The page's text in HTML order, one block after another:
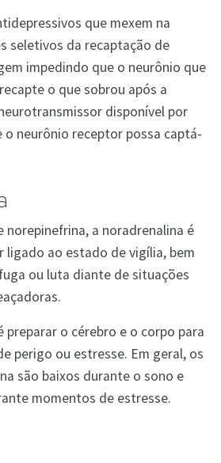
que mexem na
seletivos da recaptação de
impedindo que o neurônio que
o que sobrou após a
disponível por
o neurônio receptor possa captá-
norepinefrina, a noradrenalina é
ligado ao estado de vigília, bem
ou luta diante de situações
preparar o cérebro e o corpo para
perigo ou estresse. Em geral, os
são baixos durante o sono e
momentos de estresse.